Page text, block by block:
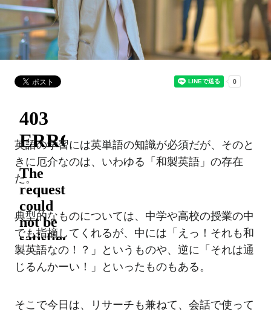
英語の学習には英単語の知識が必須だが、そのと
きに厄介なのは、いわゆる「和製英語」の存在
だ。
典型的なものについては、中学や高校の授業の中
でも指摘してくれるが、中には「えっ！それも和
製英語なの！？」というものや、逆に「それは通
じるんかーい！」といったものもある。
そこで今日は、リサーチも兼ねて、会話で使って